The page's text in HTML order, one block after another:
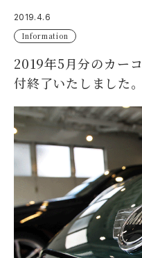
2019.4.6
Information
2019年5月分のカー
付終了いたしました。